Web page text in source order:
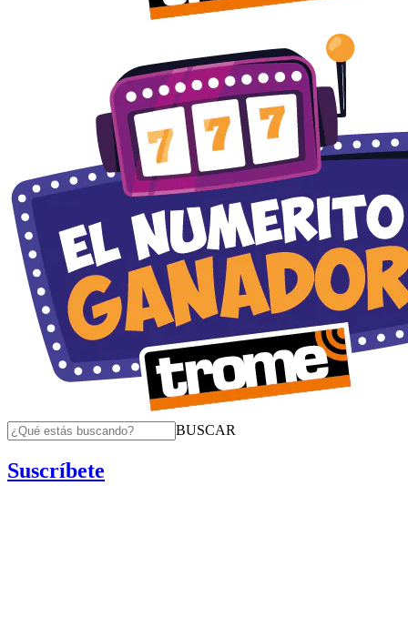
BUSCAR
Suscríbete